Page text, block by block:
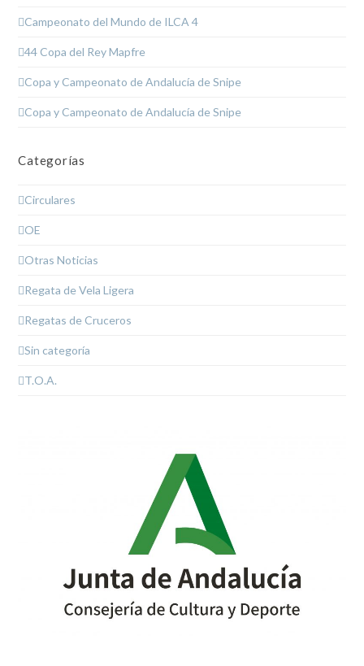
Campeonato del Mundo de ILCA 4
44 Copa del Rey Mapfre
Copa y Campeonato de Andalucía de Snipe
Copa y Campeonato de Andalucía de Snipe
Categorías
Circulares
OE
Otras Noticias
Regata de Vela Ligera
Regatas de Cruceros
Sin categoría
T.O.A.